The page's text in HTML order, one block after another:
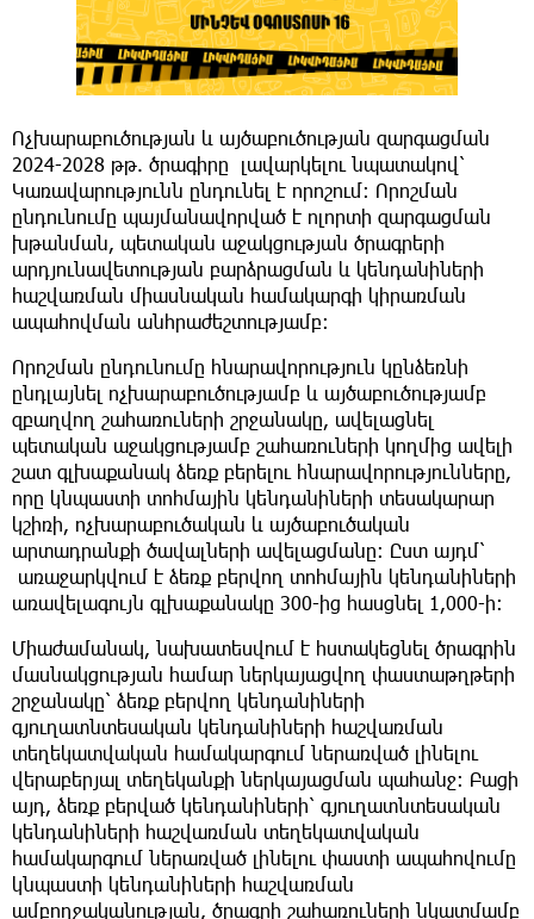
Ոչխարաբուծության և այծաբուծության զարգացման
2024-2028 թթ. ծրագիրը լավարկելու նպատակով՝
Կառավարությունն ընդունել է որոշում։ Որոշման
ընդունումը պայմանավորված է ոլորտի զարգացման
խթանման, պետական աջակցության ծրագրերի
արդյունավետության բարձրացման և կենդանիների
հաշվառման միասնական համակարգի կիրառման
ապահովման անհրաժեշտությամբ։
Որոշման ընդունումը հնարավորություն կընձեռնի
ընդլայնել ոչխարաբուծությամբ և այծաբուծությամբ
զբաղվող շահառուների շրջանակը, ավելացնել
պետական աջակցությամբ շահառուների կողմից ավելի
շատ գլխաքանակ ձեռք բերելու հնարավորությունները,
որը կնպաստի տոհմային կենդանիների տեսակարար
կշիռի, ոչխարաբուծական և այծաբուծական
արտադրանքի ծավալների ավելացմանը։ Ըստ այդմ՝
առաջարկվում է ձեռք բերվող տոհմային կենդանիների
առավելագույն գլխաքանակը 300-ից հասցնել 1,000-ի:
Միաժամանակ, նախատեսվում է հստակեցնել ծրագրին
մասնակցության համար ներկայացվող փաստաթղթերի
շրջանակը՝ ձեռք բերվող կենդանիների
գյուղատնտեսական կենդանիների հաշվառման
տեղեկատվական համակարգում ներառված լինելու
վերաբերյալ տեղեկանքի ներկայացման պահանջ։ Բացի
այդ, ձեռք բերված կենդանիների՝ գյուղատնտեսական
կենդանիների հաշվառման տեղեկատվական
համակարգում ներառված լինելու փաստի ապահովումը
կնպաստի կենդանիների հաշվառման
ամբողջականության, ծրագրի շահառուների նկատմամբ